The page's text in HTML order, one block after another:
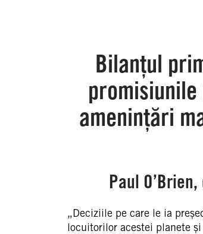
Bilanțul
amenințări
Paul
„Deciziile pe care le ia
locuitorilor acestei planete